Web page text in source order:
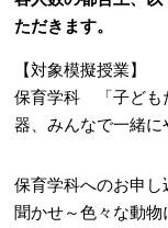
ただきます。
【対象模擬授業】
保育学科 「子ども
器、みんなで一緒に
保育学科へのお申
聞かせ～色々な動